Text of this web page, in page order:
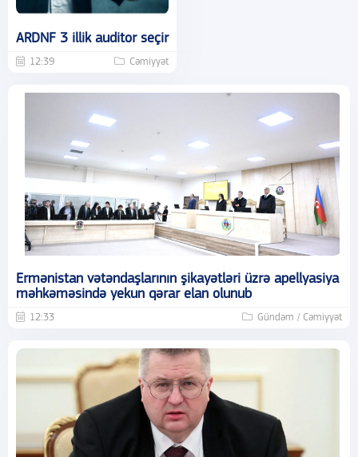
ARDNF 3 illik auditor seçir
12:39 Cəmiyyət
Ermənistan vətəndaşlarının şikayətləri üzrə apellyasiya
məhkəməsində yekun qərar elan olunub
12:33 Gündəm / Cəmiyyət